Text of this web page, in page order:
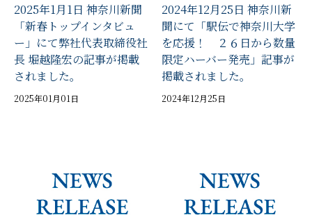
2025年1月1日 神奈川新聞
「新春トップインタビュ
ー」にて弊社代表取締役社
長 堀越隆宏の記事が掲載
されました。
2025年01月01日
2024年12月25日 神奈川新
聞にて「駅伝で神奈川大学
を応援！ ２６日から数量
限定ハーバー発売」記事が
掲載されました。
2024年12月25日